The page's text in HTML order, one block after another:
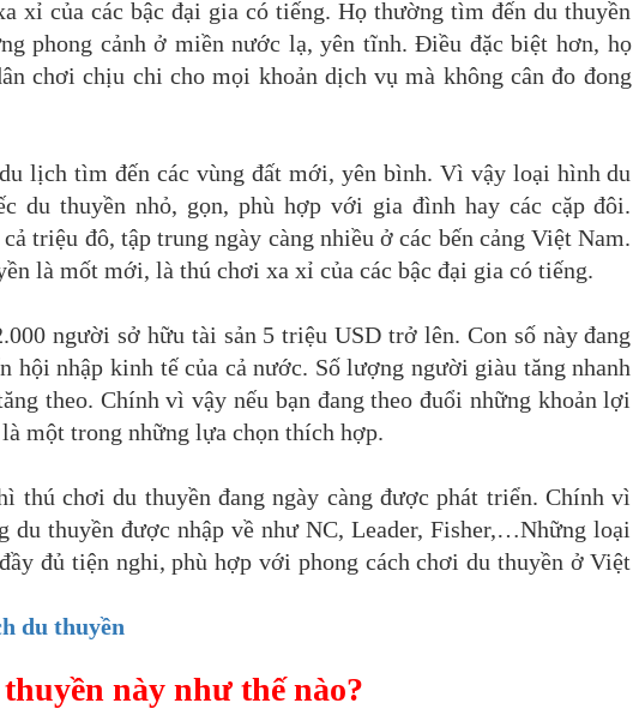
xỉ của các bậc đại gia có tiếng. Họ thường tìm đến du thuyền
phong cảnh ở miền nước lạ, yên tĩnh. Điều đặc biệt hơn, họ
chơi chịu chi cho mọi khoản dịch vụ mà không cân đo đong
lịch tìm đến các vùng đất mới, yên bình. Vì vậy loại hình du
du thuyền nhỏ, gọn, phù hợp với gia đình hay các cặp đôi.
triệu đô, tập trung ngày càng nhiều ở các bến cảng Việt Nam.
là mốt mới, là thú chơi xa xỉ của các bậc đại gia có tiếng.
người sở hữu tài sản 5 triệu USD trở lên. Con số này đang
hội nhập kinh tế của cả nước. Số lượng người giàu tăng nhanh
theo. Chính vì vậy nếu bạn đang theo đuổi những khoản lợi
một trong những lựa chọn thích hợp.
thú chơi du thuyền đang ngày càng được phát triển. Chính vì
du thuyền được nhập về như NC, Leader, Fisher,…Những loại
đủ tiện nghi, phù hợp với phong cách chơi du thuyền ở Việt
du thuyền
này như thế nào?